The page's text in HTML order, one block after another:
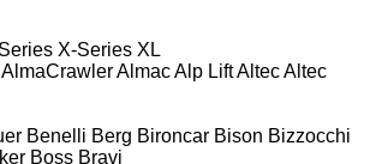
X-Series XL
AlmaCrawlerAlmacAlp LiftAltecAltec
Benelli Berg Bironcar Bison Bizzocchi
Boss Bravi